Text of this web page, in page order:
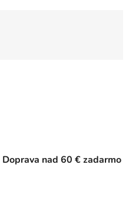
Doprava nad 60 € zadarmo